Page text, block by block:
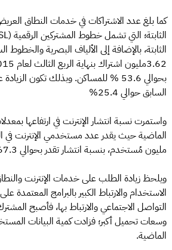
كما بلغ عدد الاشتراكات في خدمات النطاق
الثابتة، بالإضافة إلى الألياف البصرية والخطوط
بحوالي 53.6 % للمساكن. وبذلك تكون
السابق حوالي 25.4%
واستمرت نسبة انتشار الإنترنت في ارتفاعها
مليون مُستخدم، بنسبة انتشار تقدر بحوالي 67.3% على مستوى السكان.
ويلحظ زيادة الطلب على خدمات الإنترنت
الاستخدام والارتباط الكبير بالبرامج المعتمدة
التواصل الاجتماعي والارتباط بها، فأصبح
وسعات تحميل أكبر؛ فزادت كمية البيانات
الماضية.